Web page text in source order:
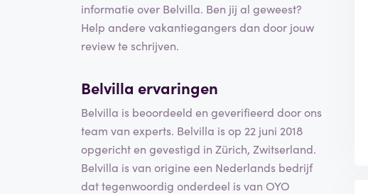
informatie over Belvilla. Ben jij al geweest?
Help andere vakantiegangers dan door jouw
review te schrijven.
Belvilla ervaringen
Belvilla is beoordeeld en geverifieerd door ons
team van experts. Belvilla is op 22 juni 2018
opgericht en gevestigd in Zürich, Zwitserland.
Belvilla is van origine een Nederlands bedrijf
dat tegenwoordig onderdeel is van OYO